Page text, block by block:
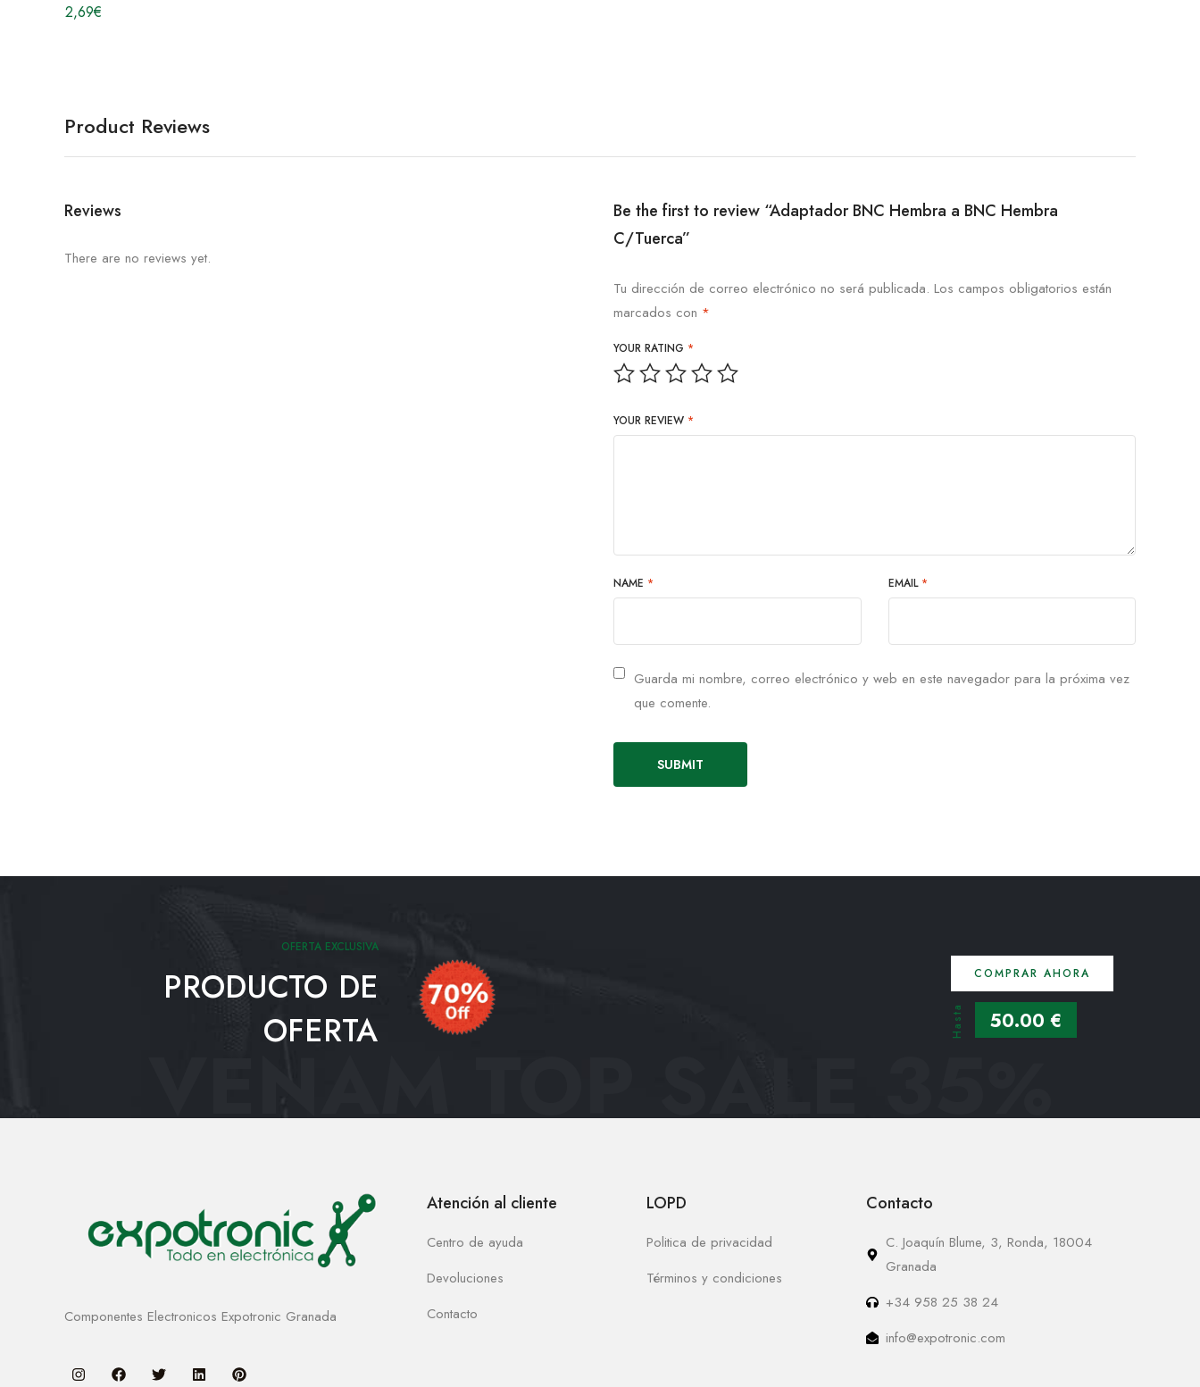
2,69€
Product Reviews
Reviews
There are no reviews yet.
Be the first to review “Adaptador BNC Hembra a BNC Hembra
C/Tuerca”
Tu dirección de correo electrónico no será publicada. Los campos obligatorios están
marcados con *
YOUR RATING *
YOUR REVIEW *
NAME * EMAIL *
Guarda mi nombre, correo electrónico y web en este navegador para la próxima vez
que comente.
OFERTA EXCLUSIVA
PRODUCTO DE
OFERTA
COMPRAR AHORA
Hasta 50.00 €
VENAM TOP SALE 35%
Componentes Electronicos Expotronic Granada
Atención al cliente
Centro de ayuda
Devoluciones
Contacto
LOPD
Politica de privacidad
Términos y condiciones
Contacto
C. Joaquín Blume, 3, Ronda, 18004
Granada
+34 958 25 38 24
info@expotronic.com